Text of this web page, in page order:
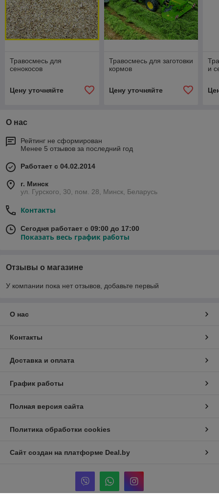
Травосмесь для
сенокосов
Цену уточняйте
Травосмесь для заготовки
кормов
Цену уточняйте
и
О нас
Рейтинг не сформирован
Менее 5 отзывов за последний год
Работает с 04.02.2014
г. Минск
ул. Гурского, 30, пом. 28, Минск, Беларусь
Контакты
Сегодня работает с 09:00 до 17:00
Показать весь график работы
Отзывы о магазине
У компании пока нет отзывов, добавьте первый
О нас
Контакты
Доставка и оплата
График работы
Полная версия сайта
Политика обработки cookies
Сайт создан на платформе Deal.by